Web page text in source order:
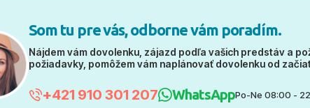
Som tu pre vás, odborne vám poradím.
Nájdem vám dovolenku, zájazd podľa vašich predstáv a
požiadavky, pomôžem vám naplánovať dovolenku od
+421 910 301 207 WhatsAppPo-Ne 08:00 -